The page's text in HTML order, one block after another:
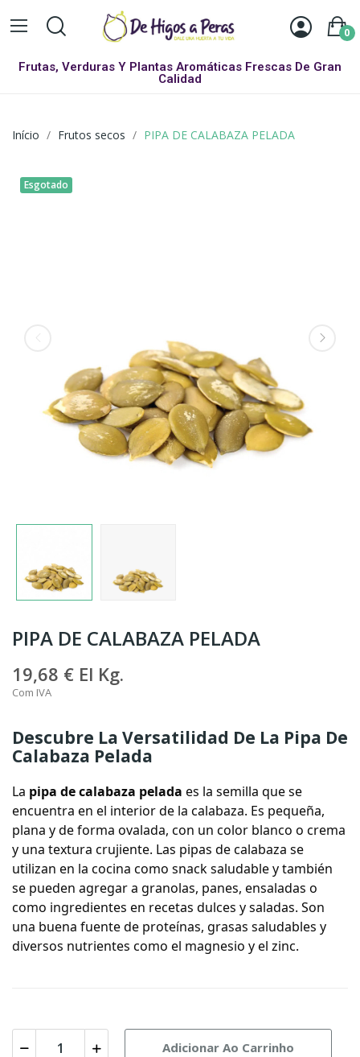
0
Frutas, Verduras Y Plantas Aromáticas Frescas De Gran
Calidad
Início Frutos secos PIPA DE CALABAZA PELADA
Esgotado
PIPA DE CALABAZA PELADA
19,68 € El Kg.
Com IVA
Descubre La Versatilidad De La Pipa De
Calabaza Pelada
La pipa de calabaza pelada es la semilla que se
encuentra en el interior de la calabaza. Es pequeña,
plana y de forma ovalada, con un color blanco o crema
y una textura crujiente. Las pipas de calabaza se
utilizan en la cocina como snack saludable y también
se pueden agregar a granolas, panes, ensaladas o
como ingredientes en recetas dulces y saladas. Son
una buena fuente de proteínas, grasas saludables y
diversos nutrientes como el magnesio y el zinc.
Adicionar Ao Carrinho